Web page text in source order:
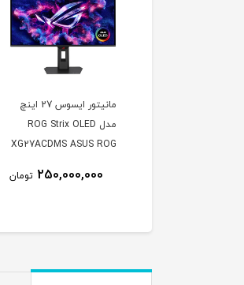
مانیتور ایسوس 27 اینچ
مدل ROG Strix OLED
XG27ACDMS ASUS ROG
26.5inch QD-OLED 2560
250,000,000 تومان